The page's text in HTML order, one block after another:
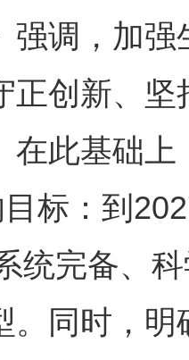
调，加强
正创新、
在此基础
目标：到
统完备、
。同时，